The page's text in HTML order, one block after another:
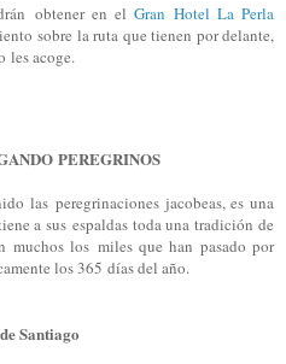
obtener en elGran Hotel La Perla
sobre la ruta que tienen por delante,
les acoge.
PEREGRINOS
las peregrinaciones jacobeas, es una
a sus espaldas toda una tradición de
muchos los miles que han pasado por
los 365 días del año.
Santiago